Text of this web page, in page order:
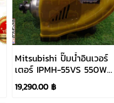
Mitsubishi ปั๊มน้ำอินเวอร์
เตอร์ IPMH-55VS 550W
220V ท่อ 1"x 1"
19,290.00 ฿